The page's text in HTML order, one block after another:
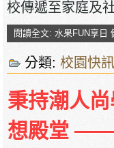
校傳遞至家庭及
閱讀全文: 水果FUN享日
分類:校園快訊
秉持潮人
想殿堂 ——